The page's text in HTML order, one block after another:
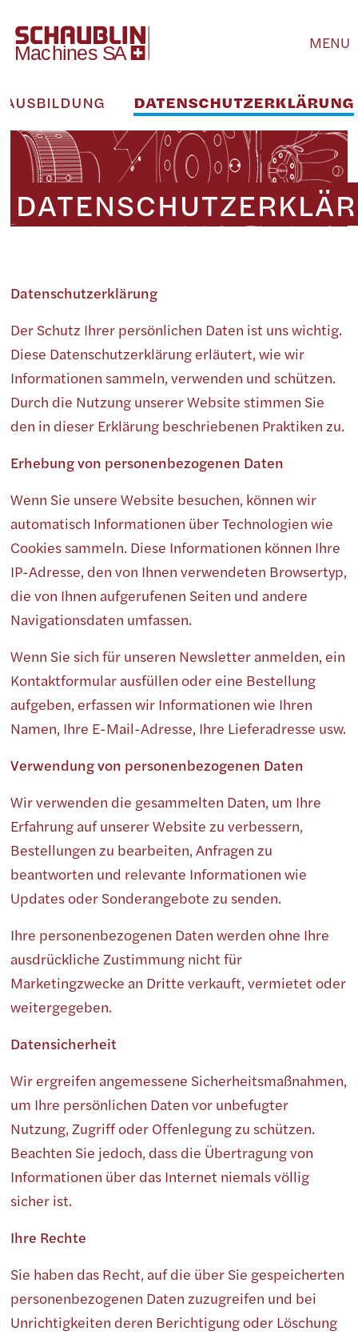
MENU
AUSBILDUNG DATENSCHUTZERKLÄRUNG
Datenschutzerklärung
Der Schutz Ihrer persönlichen Daten ist uns wichtig.
Diese Datenschutzerklärung erläutert, wie wir
Informationen sammeln, verwenden und schützen.
Durch die Nutzung unserer Website stimmen Sie
den in dieser Erklärung beschriebenen Praktiken zu.
Erhebung von personenbezogenen Daten
Wenn Sie unsere Website besuchen, können wir
automatisch Informationen über Technologien wie
Cookies sammeln. Diese Informationen können Ihre
IP-Adresse, den von Ihnen verwendeten Browsertyp,
die von Ihnen aufgerufenen Seiten und andere
Navigationsdaten umfassen.
Wenn Sie sich für unseren Newsletter anmelden, ein
Kontaktformular ausfüllen oder eine Bestellung
aufgeben, erfassen wir Informationen wie Ihren
Namen, Ihre E-Mail-Adresse, Ihre Lieferadresse usw.
Verwendung von personenbezogenen Daten
Wir verwenden die gesammelten Daten, um Ihre
Erfahrung auf unserer Website zu verbessern,
Bestellungen zu bearbeiten, Anfragen zu
beantworten und relevante Informationen wie
Updates oder Sonderangebote zu senden.
Ihre personenbezogenen Daten werden ohne Ihre
ausdrückliche Zustimmung nicht für
Marketingzwecke an Dritte verkauft, vermietet oder
weitergegeben.
Datensicherheit
Wir ergreifen angemessene Sicherheitsmaßnahmen,
um Ihre persönlichen Daten vor unbefugter
Nutzung, Zugriff oder Offenlegung zu schützen.
Beachten Sie jedoch, dass die Übertragung von
Informationen über das Internet niemals völlig
sicher ist.
Ihre Rechte
Sie haben das Recht, auf die über Sie gespeicherten
personenbezogenen Daten zuzugreifen und bei
Unrichtigkeiten deren Berichtigung oder Löschung